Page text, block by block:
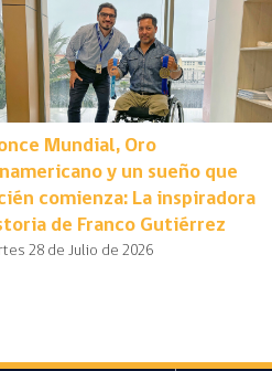
Mundial, Oro
y un sueño que
comienza: La inspiradora
de Franco Gutiérrez
28 de Julio de 2026